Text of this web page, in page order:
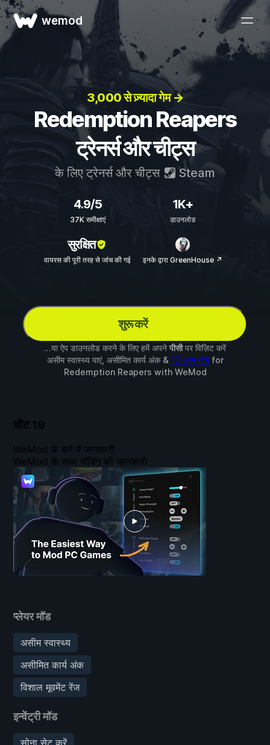
wemod
3,000 से ज़्यादा गेम →
Redemption Reapers
ट्रेनर्स और चीट्स
के लिए ट्रेनर्स और चीट्स Steam
4.9/5
37K समीक्षाएं
1K+
डाउनलोड
सुरक्षित
वायरस की पूरी तरह से जांच की गई इनके द्वारा GreenHouse ↗
शुरू करें
...या ऐप डाउनलोड करने के लिए हमें अपने पीसीपर विज़िट करें
असीम स्वास्थ्य पाएं, असीमित कार्य अंक & 17 अन्य मॉडfor
Redemption Reapers with WeMod
चीट 19
प्लेयर मॉड
असीम स्वास्थ्य
असीमित कार्य अंक
विशाल मूवमेंट रेंज
इन्वेंट्री मॉड
सोना सेट करें
WeMod के बारे में जानकारी
WeMod के साथ मॉडिंग की जानकारी